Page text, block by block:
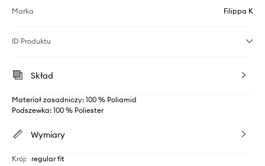
Marka Filippa K
ID Produktu
Skład
Materiał zasadniczy: 100 % Poliamid
Podszewka: 100 % Poliester
Wymiary
Krój: regular fit